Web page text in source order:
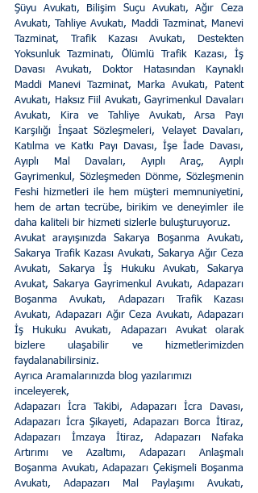
Şüyu Avukatı, Bilişim Suçu Avukatı, Ağır Ceza
Avukatı, Tahliye Avukatı, Maddi Tazminat, Manevi
Tazminat, Trafik Kazası Avukatı, Destekten
Yoksunluk Tazminatı, Ölümlü Trafik Kazası, İş
Davası Avukatı, Doktor Hatasından Kaynaklı
Maddi Manevi Tazminat, Marka Avukatı, Patent
Avukatı, Haksız Fiil Avukatı, Gayrimenkul Davaları
Avukatı, Kira ve Tahliye Avukatı, Arsa Payı
Karşılığı İnşaat Sözleşmeleri, Velayet Davaları,
Katılma ve Katkı Payı Davası, İşe İade Davası,
Ayıplı Mal Davaları, Ayıplı Araç, Ayıplı
Gayrimenkul, Sözleşmeden Dönme, Sözleşmenin
Feshi hizmetleri ile hem müşteri memnuniyetini,
hem de artan tecrübe, birikim ve deneyimler ile
daha kaliteli bir hizmeti sizlerle buluşturuyoruz.
Avukat arayışınızda Sakarya Boşanma Avukatı,
Sakarya Trafik Kazası Avukatı, Sakarya Ağır Ceza
Avukatı, Sakarya İş Hukuku Avukatı, Sakarya
Avukat, Sakarya Gayrimenkul Avukatı, Adapazarı
Boşanma Avukatı, Adapazarı Trafik Kazası
Avukatı, Adapazarı Ağır Ceza Avukatı, Adapazarı
İş Hukuku Avukatı, Adapazarı Avukat olarak
bizlere ulaşabilir ve hizmetlerimizden
faydalanabilirsiniz.
Ayrıca Aramalarınızda blog yazılarımızı
inceleyerek,
Adapazarı İcra Takibi, Adapazarı İcra Davası,
Adapazarı İcra Şikayeti, Adapazarı Borca İtiraz,
Adapazarı İmzaya İtiraz, Adapazarı Nafaka
Artırımı ve Azaltımı, Adapazarı Anlaşmalı
Boşanma Avukatı, Adapazarı Çekişmeli Boşanma
Avukatı, Adapazarı Mal Paylaşımı Avukatı,